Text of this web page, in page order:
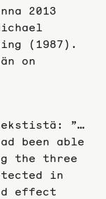
2013
(1987).
on
”…
been able
the three
in
effect